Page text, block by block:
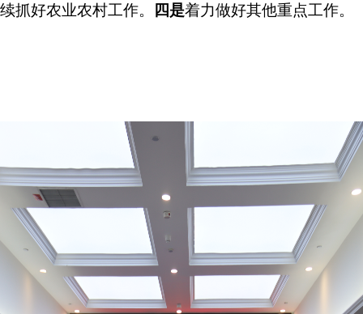
续抓好农业农村工作。
四是着力做好其他重点工作。